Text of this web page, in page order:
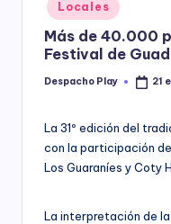
y
in
Locales
Más de 40.000
Festival de
Posted
Despacho Play 21
La 31º edición del
con la participación
Los Guaraníes y Coty
La interpretación de la